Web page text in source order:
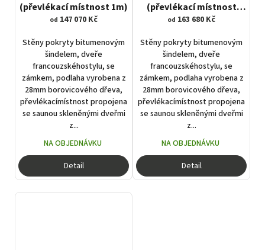
(převlékací místnost 1m)
od 147 070 Kč
Stěny pokryty bitumenovým
šindelem, dveře
francouzskéhostylu, se
zámkem, podlaha vyrobena z
28mm borovicového dřeva,
převlékacímístnost propojena
se saunou skleněnými dveřmi
z...
NA OBJEDNÁVKU
Detail
(převlékací místnost
1,5m)
od 163 680 Kč
Stěny pokryty bitumenovým
šindelem, dveře
francouzskéhostylu, se
zámkem, podlaha vyrobena z
28mm borovicového dřeva,
převlékacímístnost propojena
se saunou skleněnými dveřmi
z...
NA OBJEDNÁVKU
Detail